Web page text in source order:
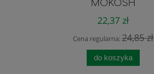
MOKOSH
22,37 zł
Cena regularna:24,85 zł
do koszyka